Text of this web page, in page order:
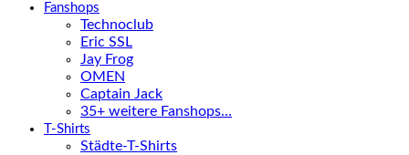
Fanshops
Technoclub
Eric SSL
Jay Frog
OMEN
Captain Jack
35+ weitere Fanshops…
T-Shirts
Städte-T-Shirts